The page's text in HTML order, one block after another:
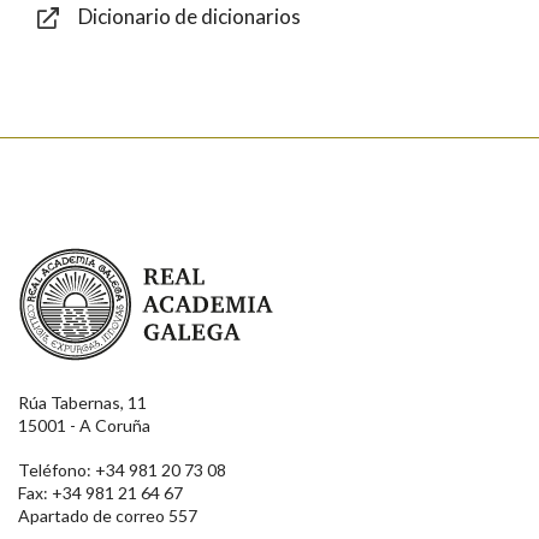
Dicionario de dicionarios
Real Academia Galega
Rúa Tabernas, 11
15001 - A Coruña
Teléfono: +34 981 20 73 08
Fax: +34 981 21 64 67
Apartado de correo 557